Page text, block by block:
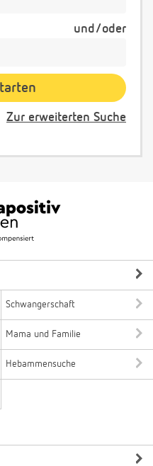
und/oder
Zur erweiterten Suche
Schwangerschaft
Mama und Familie
Hebammensuche